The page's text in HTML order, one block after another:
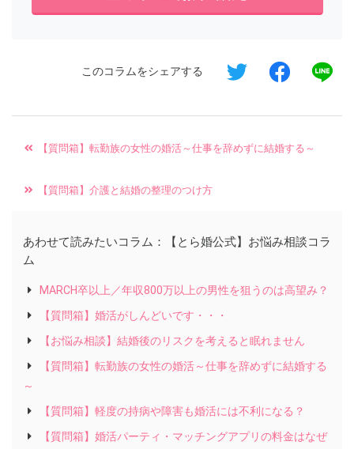
このコラムをシェアする
【質問箱】転勤族の女性の婚活～仕事を辞めずに結婚する～
【質問箱】介護と結婚の整理のつけ方
あわせて読みたいコラム：【とら婚公式】お悩み相談コラ
ム
MARCH卒以上／年収800万以上の男性を狙うのは高望み？
【質問箱】婚活がしんどいです・・・
【お悩み相談】結婚後のリスクを考えると眠れません
【質問箱】転勤族の女性の婚活～仕事を辞めずに結婚する
～
【質問箱】軽度の持病や障害も婚活には不利になる？
【質問箱】婚活パーティ・マッチングアプリの料金はなぜ